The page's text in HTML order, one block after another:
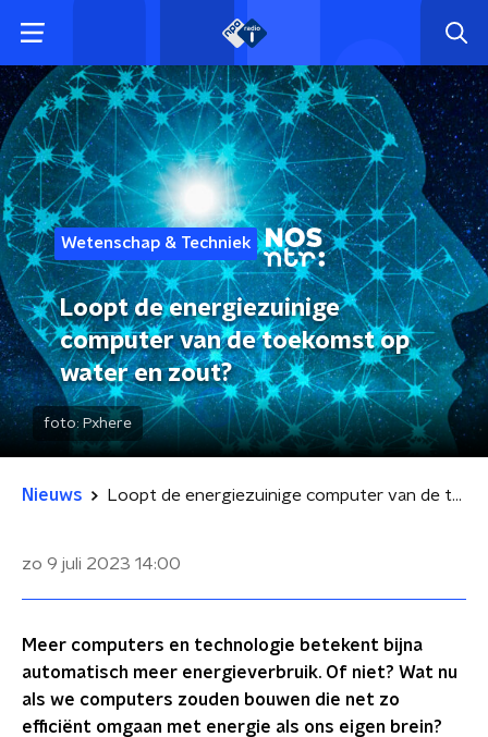
Wetenschap & Techniek
Loopt de energiezuinige
computer van de toekomst op
water en zout?
foto: Pxhere
Nieuws Loopt de energiezuinige computer van de toekomst op water en zout?
zo 9 juli 2023 14:00
Meer computers en technologie betekent bijna
automatisch meer energieverbruik. Of niet? Wat nu
als we computers zouden bouwen die net zo
efficiënt omgaan met energie als ons eigen brein?